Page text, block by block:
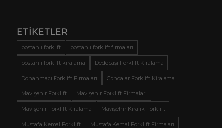
ETIKETLER
bostanlı forklift bostanlı forklift firmaları
bostanlı forklift kiralama Dedebaşı Forklift Kiralama
Donanmacı Forklift Firmaları Goncalar Forklift Kiralama
Mavişehir Forklift Mavişehir Forklift Firmaları
Mavişehir Forklift Kiralama Mavişehir Kiralık Forklift
Mustafa Kemal Forklift Mustafa Kemal Forklift Firmaları